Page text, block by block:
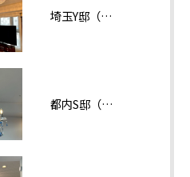
埼玉Y邸（マンション）
都内S邸（マンション）